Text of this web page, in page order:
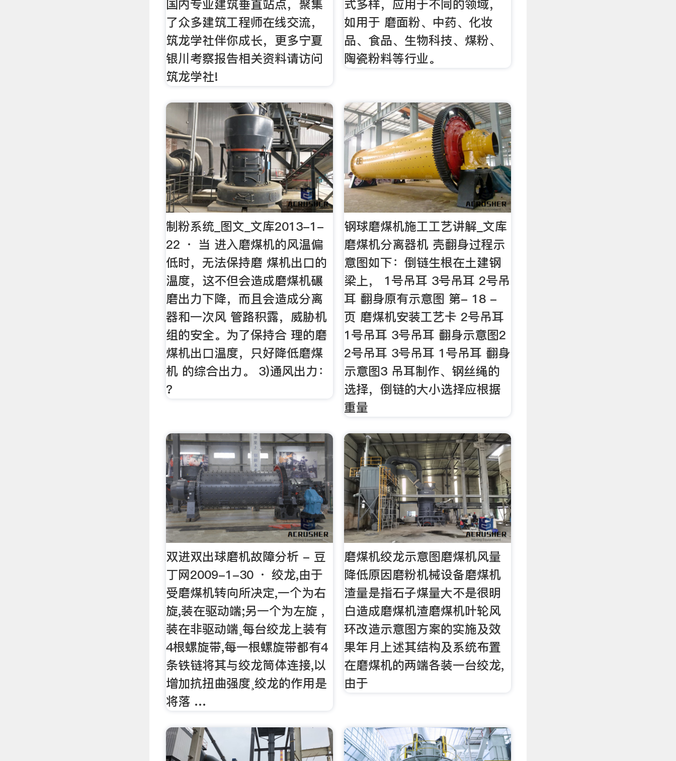
国内专业建筑垂直站点，聚集
了众多建筑工程师在线交流，
筑龙学社伴你成长，更多宁夏
银川考察报告相关资料请访问
筑龙学社!
式多样，应用于不同的领域，
如用于 磨面粉、中药、化妆
品、食品、生物科技、煤粉、
陶瓷粉料等行业。
制粉系统_图文_文库2013-1-
22 · 当 进入磨煤机的风温偏
低时，无法保持磨 煤机出口的
温度，这不但会造成磨煤机碾
磨出力下降，而且会造成分离
器和一次风 管路积露，威胁机
组的安全。为了保持合 理的磨
煤机出口温度，只好降低磨煤
机 的综合出力。 3)通风出力：
?
钢球磨煤机施工工艺讲解_文库
磨煤机分离器机 壳翻身过程示
意图如下：倒链生根在土建钢
梁上， 1号吊耳 3号吊耳 2号吊
耳 翻身原有示意图 第- 18 -
页 磨煤机安装工艺卡 2号吊耳
1号吊耳 3号吊耳 翻身示意图2
2号吊耳 3号吊耳 1号吊耳 翻身
示意图3 吊耳制作、钢丝绳的
选择，倒链的大小选择应根据
重量
双进双出球磨机故障分析 - 豆
丁网2009-1-30 · 绞龙,由于
受磨煤机转向所决定,一个为右
旋,装在驱动端;另一个为左旋 ,
装在非驱动端¸每台绞龙上装有
4根螺旋带,每一根螺旋带都有4
条铁链将其与绞龙筒体连接,以
增加抗扭曲强度¸绞龙的作用是
将落 …
磨煤机绞龙示意图磨煤机风量
降低原因磨粉机械设备磨煤机
渣量是指石子煤量大不是很明
白造成磨煤机渣磨煤机叶轮风
环改造示意图方案的实施及效
果年月上述其结构及系统布置
在磨煤机的两端各装一台绞龙,
由于